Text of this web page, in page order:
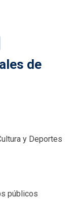
de
y Deportes
públicos